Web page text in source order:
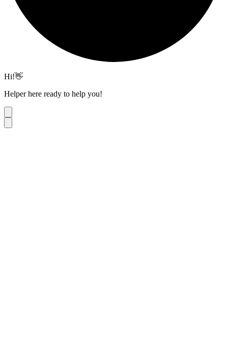
Hi!👋
Helper here ready to help you!